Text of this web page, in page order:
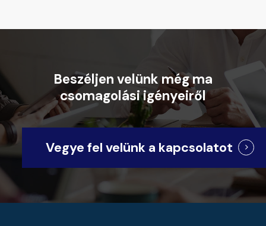
Beszéljen velünk mégma
csomagolásiigényeiről
Vegye fel velünk a kapcsolatot